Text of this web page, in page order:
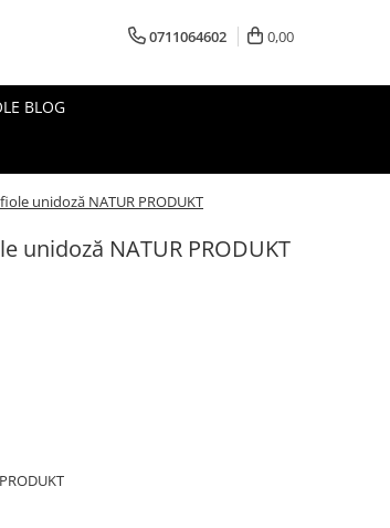
0711064602 0,00
BLOG
unidoză NATUR PRODUKT
unidoză NATUR PRODUKT